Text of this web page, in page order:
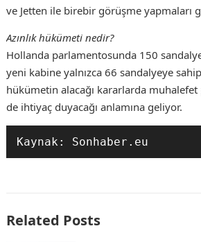
ve Jetten ile birebir görüşme yapmaları
Azınlık hükümeti nedir?
Hollanda parlamentosunda 150
yeni kabine yalnızca 66 sandalyeye
hükümetin alacağı kararlarda
de ihtiyaç duyacağı anlamına geliyor.
Kaynak: Sonhaber.eu
Related Posts